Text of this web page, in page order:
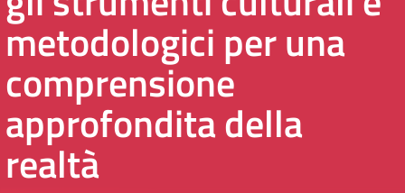
metodologici per una
comprensione
approfondita della
realtà